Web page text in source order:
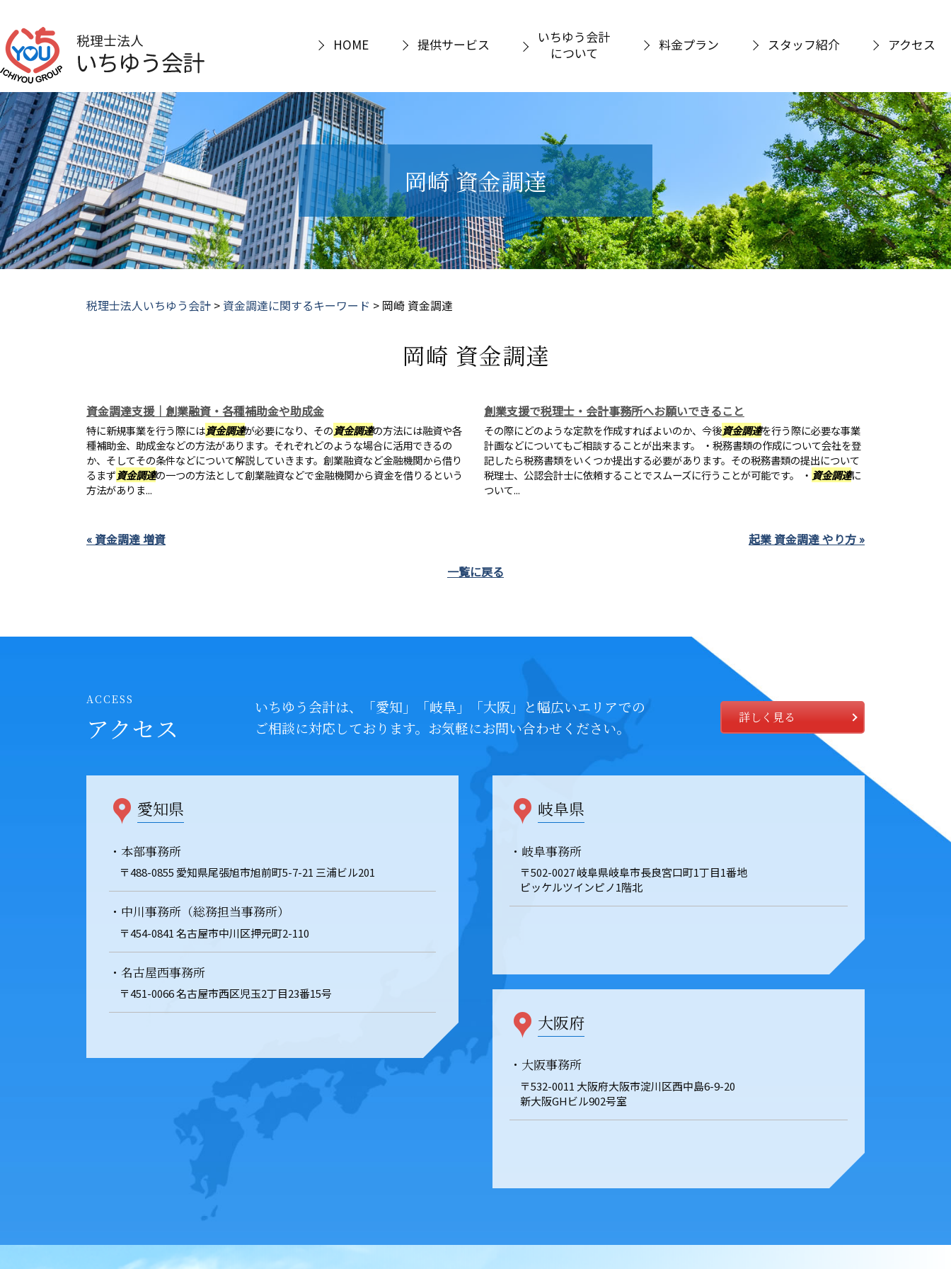
HOME 提供サービス
いちゆう会計
について
料金プラン スタッフ紹介 アクセス
岡崎 資金調達
税理士法人いちゆう会計 > 資金調達に関するキーワード > 岡崎 資金調達
岡崎 資金調達
資金調達支援｜創業融資・各種補助金や助成金
特に新規事業を行う際には資金調達が必要になり、その資金調達の方法には融資や各
種補助金、助成金などの方法があります。それぞれどのような場合に活用できるの
か、そしてその条件などについて解説していきます。創業融資など金融機関から借り
るまず資金調達の一つの方法として創業融資などで金融機関から資金を借りるという
方法がありま...
創業支援で税理士・会計事務所へお願いできること
その際にどのような定款を作成すればよいのか、今後資金調達を行う際に必要な事業
計画などについてもご相談することが出来ます。 ・税務書類の作成について会社を登
記したら税務書類をいくつか提出する必要があります。その税務書類の提出について
税理士、公認会計士に依頼することでスムーズに行うことが可能です。 ・ 資金調達に
ついて...
« 資金調達 増資
起業 資金調達 やり方 »
一覧に戻る
ACCESS
アクセス
いちゆう会計は、「愛知」「岐阜」「大阪」と幅広いエリアでの
ご相談に対応しております。お気軽にお問い合わせください。
詳しく見る
愛知県
・本部事務所
〒488-0855 愛知県尾張旭市旭前町5-7-21 三浦ビル201
・中川事務所（総務担当事務所）
〒454-0841 名古屋市中川区押元町2-110
・名古屋西事務所
〒451-0066 名古屋市西区児玉2丁目23番15号
岐阜県
・岐阜事務所
〒502-0027 岐阜県岐阜市長良宮口町1丁目1番地
ピッケルツインピノ1階北
大阪府
・大阪事務所
〒532-0011 大阪府大阪市淀川区西中島6-9-20
新大阪GHビル902号室